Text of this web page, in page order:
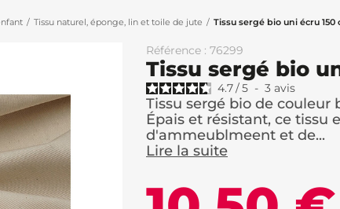
Tissu naturel, éponge, lin et toile de jute Tissu sergé bio uni écru 150
Référence : 76299
Tissu sergé bio
4.7/5 - 3 avis
Tissu sergé bio de couleur
Épais et résistant, ce tissu
d'ammeublmeent et de...
Lire la suite